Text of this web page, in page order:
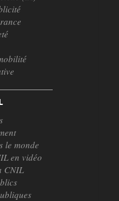
le monde
en vidéo
CNIL